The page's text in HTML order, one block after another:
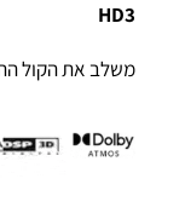
HD3
משלב את הקול